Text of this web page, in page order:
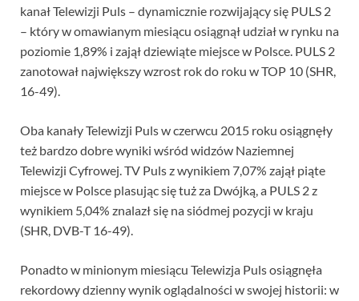
kanał Telewizji Puls – dynamicznie rozwijający się PULS 2
– który w omawianym miesiącu osiągnął udział w rynku na
poziomie 1,89% i zajął dziewiąte miejsce w Polsce. PULS 2
zanotował największy wzrost rok do roku w TOP 10 (SHR,
16-49).
Oba kanały Telewizji Puls w czerwcu 2015 roku osiągnęły
też bardzo dobre wyniki wśród widzów Naziemnej
Telewizji Cyfrowej. TV Puls z wynikiem 7,07% zajął piąte
miejsce w Polsce plasując się tuż za Dwójką, a PULS 2 z
wynikiem 5,04% znalazł się na siódmej pozycji w kraju
(SHR, DVB-T 16-49).
Ponadto w minionym miesiącu Telewizja Puls osiągnęła
rekordowy dzienny wynik oglądalności w swojej historii: w